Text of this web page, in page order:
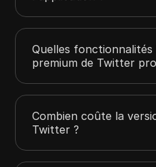
Quelles fonctionnalités
premium de Twitter
Combien coûte la
Twitter ?